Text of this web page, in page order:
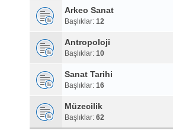
Arkeo Sanat
Başlıklar: 12
Antropoloji
Başlıklar: 10
Sanat Tarihi
Başlıklar: 16
Müzecilik
Başlıklar: 62